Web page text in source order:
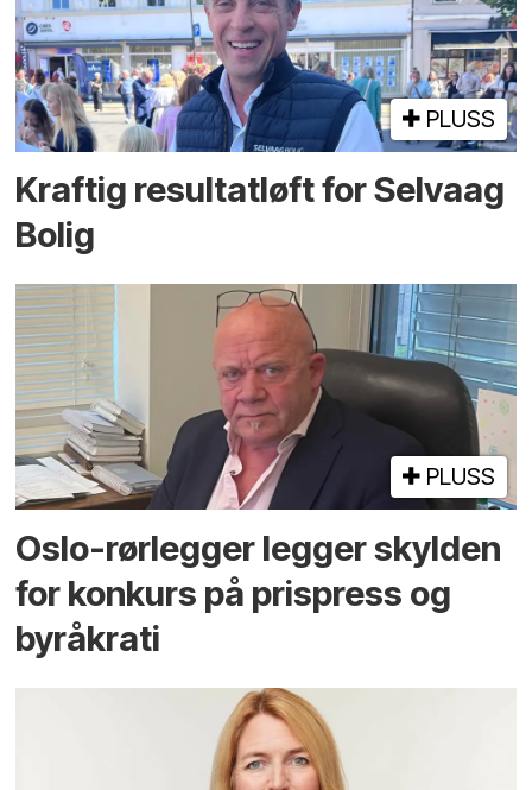
PLUSS
Kraftig resultatløft for Selvaag
Bolig
PLUSS
Oslo-rørlegger legger skylden
for konkurs på prispress og
byråkrati